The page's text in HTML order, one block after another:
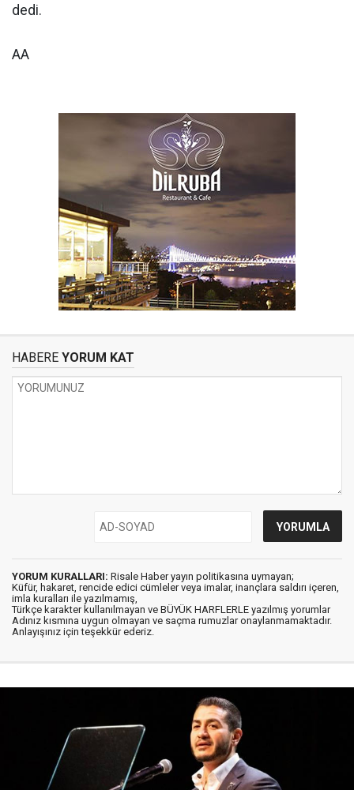
dedi.
AA
HABERE YORUM KAT
YORUM KURALLARI: Risale Haber yayın politikasına uymayan;
Küfür, hakaret, rencide edici cümleler veya imalar, inançlara saldırı içeren,
imla kuralları ile yazılmamış,
Türkçe karakter kullanılmayan ve BÜYÜK HARFLERLE yazılmış yorumlar
Adınız kısmına uygun olmayan ve saçma rumuzlar onaylanmamaktadır.
Anlayışınız için teşekkür ederiz.